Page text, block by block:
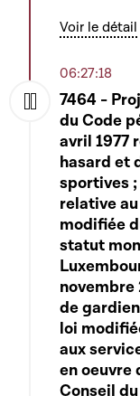
Voir le détail
06:27:18
7464 -
du Code
avril 1977
hasard et
sportives ;
relative
modifiée
statut
de
loi
aux
en oeuvre
Conseil